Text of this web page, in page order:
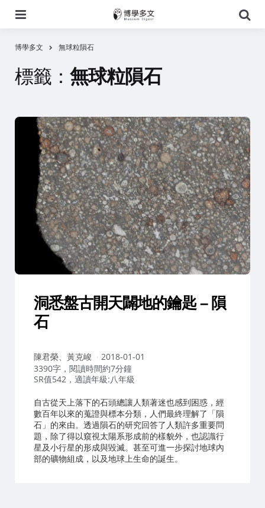
尋
博學多文 無球粒隕石
標籤： 無球粒隕石
洞悉盤古開天闢地的鑰匙 – 隕
石
作
者：
陳君榮、黃克峻
2018-01-01
3390字，閱讀時間約7分鐘
SR值542，適讀年級:八年級
自古從天上落下的石頭總讓人類著迷也感到困惑，經
數百年以來的蒐證與標本分類，人們最終理解了「隕
石」的來由。透過隕石的研究回答了人類許多重要問
題，除了得以窺視太陽系形成前的樣貌外，也認識行
星及小行星的形成與毀滅。甚至可進一步探討地球內
部的礦物組成，以及地球上生命的誕生。